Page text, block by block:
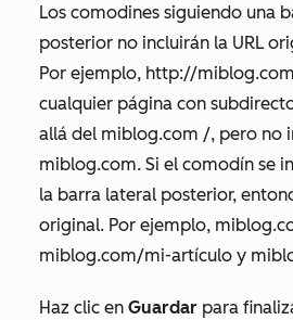
Los comodines siguiendo una
posterior no incluirán la URL
Por ejemplo, http://
cualquier página con
allá del miblog.com /, pero no
miblog.com. Si el comodín se
la barra lateral posterior,
original. Por ejemplo,
miblog.com/mi-artículo y
Haz clic en Guardar para